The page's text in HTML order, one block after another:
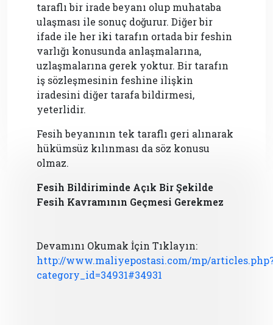
taraflı bir irade beyanı olup muhataba
ulaşması ile sonuç doğurur. Diğer bir
ifade ile her iki tarafın ortada bir feshin
varlığı konusunda anlaşmalarına,
uzlaşmalarına gerek yoktur. Bir tarafın
iş sözleşmesinin feshine ilişkin
iradesini diğer tarafa bildirmesi,
yeterlidir.
Fesih beyanının tek taraflı geri alınarak
hükümsüz kılınması da söz konusu
olmaz.
Fesih Bildiriminde Açık Bir Şekilde
Fesih Kavramının Geçmesi Gerekmez
Devamını Okumak İçin Tıklayın:
http://www.maliyepostasi.com/mp/
category_id=34931#34931